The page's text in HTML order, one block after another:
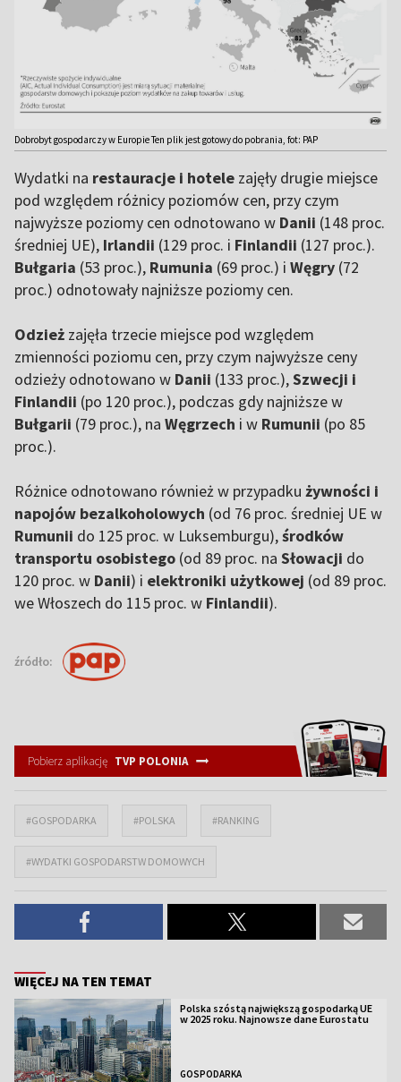
Dobrobyt gospodarczy w Europie Ten plik jest gotowy do pobrania, fot: PAP
Wydatki na restauracje i hotele zajęły drugie miejsce
pod względem różnicy poziomów cen, przy czym
najwyższe poziomy cen odnotowano w Danii (148 proc.
średniej UE), Irlandii (129 proc. i Finlandii (127 proc.).
Bułgaria (53 proc.), Rumunia (69 proc.) i Węgry (72
proc.) odnotowały najniższe poziomy cen.
Odzież zajęła trzecie miejsce pod względem
zmienności poziomu cen, przy czym najwyższe ceny
odzieży odnotowano w Danii (133 proc.),Szwecji i
Finlandii (po 120 proc.), podczas gdy najniższe w
Bułgarii (79 proc.), na Węgrzech i w Rumunii (po 85
proc.).
Różnice odnotowano również w przypadku żywności i
napojów bezalkoholowych (od 76 proc. średniej UE w
Rumunii do 125 proc. w Luksemburgu),środków
transportu osobistego (od 89 proc. na Słowacji do
120 proc. w Danii) i elektroniki użytkowej (od 89 proc.
we Włoszech do 115 proc. w Finlandii).
źródło:
Pobierz aplikację TVP POLONIA
#GOSPODARKA #POLSKA #RANKING
#WYDATKI GOSPODARSTW DOMOWYCH
WIĘCEJ NA TEN TEMAT
Polska szóstą największą gospodarką UE
w 2025 roku. Najnowsze dane Eurostatu
GOSPODARKA